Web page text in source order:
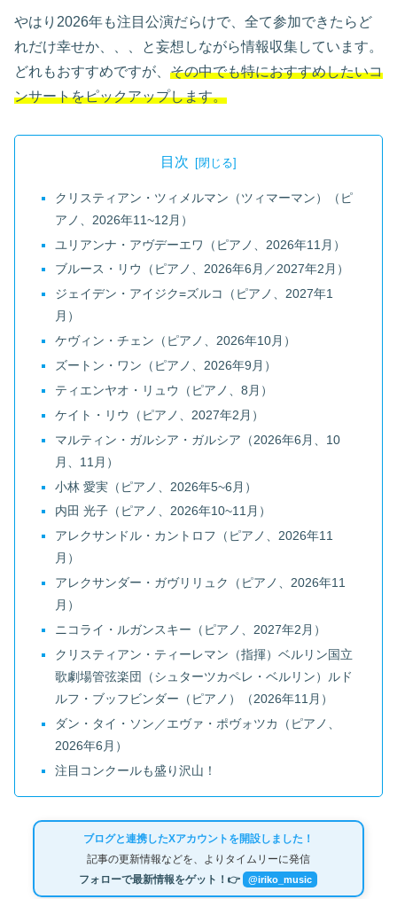
やはり2026年も注目公演だらけで、全て参加できたらど
れだけ幸せか、、、と妄想しながら情報収集しています。
どれもおすすめですが、 その中でも特におすすめしたいコ
ンサートをピックアップします。
目次
クリスティアン・ツィメルマン（ツィマーマン）（ピ
アノ、2026年11~12月）
ユリアンナ・アヴデーエワ（ピアノ、2026年11月）
ブルース・リウ（ピアノ、2026年6月／2027年2月）
ジェイデン・アイジク=ズルコ（ピアノ、2027年1
月）
ケヴィン・チェン（ピアノ、2026年10月）
ズートン・ワン（ピアノ、2026年9月）
ティエンヤオ・リュウ（ピアノ、8月）
ケイト・リウ（ピアノ、2027年2月）
マルティン・ガルシア・ガルシア（2026年6月、10
月、11月）
小林 愛実（ピアノ、2026年5~6月）
内田 光子（ピアノ、2026年10~11月）
アレクサンドル・カントロフ（ピアノ、2026年11
月）
アレクサンダー・ガヴリリュク（ピアノ、2026年11
月）
ニコライ・ルガンスキー（ピアノ、2027年2月）
クリスティアン・ティーレマン（指揮）ベルリン国立
歌劇場管弦楽団（シュターツカペレ・ベルリン）ルド
ルフ・ブッフビンダー（ピアノ）（2026年11月）
ダン・タイ・ソン／エヴァ・ポヴォツカ（ピアノ、
2026年6月）
注目コンクールも盛り沢山！
ブログと連携したXアカウントを開設しました！
記事の更新情報などを、よりタイムリーに発信
フォローで最新情報をゲット！👉
@iriko_music